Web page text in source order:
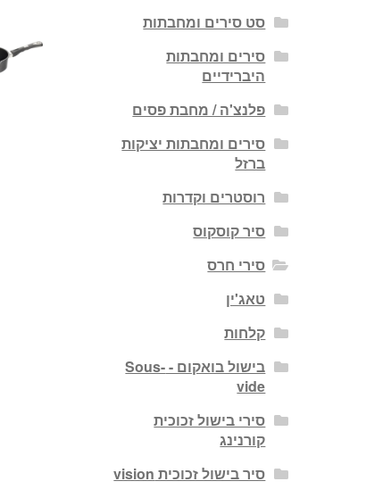
סט סירים ומחבתות
סירים ומחבתות
היברידיים
פלנצ'ה / מחבת פסים
סירים ומחבתות יציקות
ברזל
רוסטרים וקדרות
סיר קוסקוס
סירי חרס
טאג'ין
קלחות
בישול בואקום - Sous-
vide
סירי בישול זכוכית
קורנינג
סיר בישול זכוכית vision